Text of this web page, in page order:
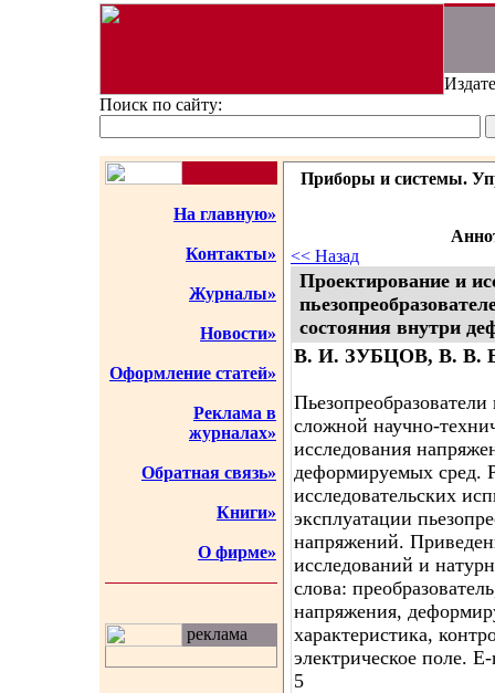
Поиск по сайту:
На главную»
Контакты»
Журналы»
Новости»
Оформление статей»
Реклама в
журналах»
Обратная связь»
Книги»
О фирме»
реклама
Приборы и системы.
<< Назад
Проектирование и
состояния внутри
В. И. ЗУБЦОВ, В. В.
сложной научно-
исследования
деформируемых сред.
исследовательских
эксплуатации
напряжений.
исследований и
слова:
напряжения,
характеристика,
электрическое поле.
5